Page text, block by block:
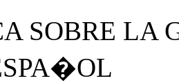
SOBRE LA